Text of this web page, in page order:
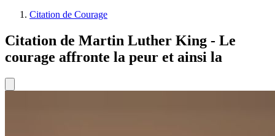
Citation de Courage
Citation de Martin Luther King - Le
courage affronte la peur et ainsi la